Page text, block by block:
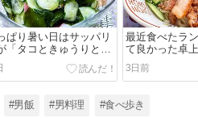
ぱり暑い日はサッパリ
「タコときゅうりとワ
の酢の物」
最近食べたラ
て良かった卓
機」
3日前
#男飯 #男料理 #食べ歩き